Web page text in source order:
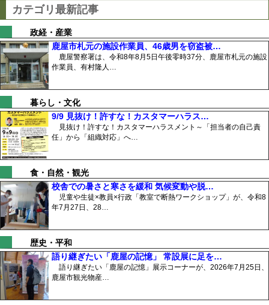
カテゴリ最新記事
政経・産業
鹿屋市札元の施設作業員、46歳男を窃盗被…
鹿屋警察署は、令和8年8月5日午後零時37分、鹿屋市札元の施設
作業員、有村隆人…
暮らし・文化
9/9 見抜け！許すな！カスタマーハラス…
見抜け！許すな！カスタマーハラスメント～「担当者の自己責
任」から「組織対応」へ…
食・自然・観光
校舎での暑さと寒さを緩和 気候変動や脱…
児童や生徒×教員×行政「教室で断熱ワークショップ」が、令和8
年7月27日、28…
歴史・平和
語り継ぎたい「鹿屋の記憶」 常設展に足を…
語り継ぎたい「鹿屋の記憶」展示コーナーが、2026年7月25日、
鹿屋市観光物産…